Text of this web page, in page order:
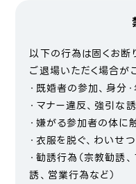
以下の行為は固くお断
ご退場いただく場合が
・既婚者の参加、身分
・マナー違反、強引な
・嫌がる参加者の体に
・衣服を脱ぐ、わいせ
・勧誘行為（宗教勧誘
誘、営業行為など）